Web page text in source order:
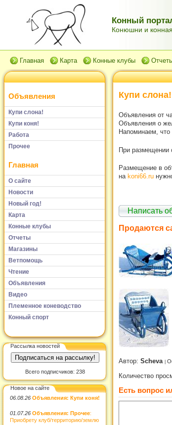
Конный
Конюшни и конная
Главная Карта Конные клубы
Объявления
Купи слона!
Купи коня!
Работа
Прочее
Главная
О сайте
Новости
Новый год!
Карта
Конные клубы
Отчеты
Магазины
Ветпомощь
Чтение
Объявления
Видео
Племенное коневодство
Конный спорт
Рассылка новостей
Всего подписчиков: 238
Новое на сайте
06.08.26 Объявления: Купи коня!
01.07.26 Объявления: Прочее:
Приобрету клуб/территорию/землю
Купи слона!
Объявления от
Объявления о
Напоминаем, что
При размещении
Размещение в
на koni66.ru
Написать
Продаются
Автор: Scheva
Количество
Есть вопрос